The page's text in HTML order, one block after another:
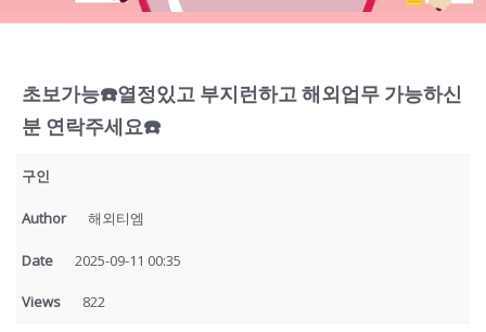
초보가능☎️열정있고 부지런하고 해외업무 가능하신
분 연락주세요☎️
구인
Author 해외티엠
Date 2025-09-11 00:35
Views 822